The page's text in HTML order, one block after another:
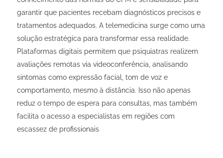
garantir que pacientes recebam diagnósticos precisos e
tratamentos adequados. A telemedicina surge como uma
solução estratégica para transformar essa realidade.
Plataformas digitais permitem que psiquiatras realizem
avaliações remotas via videoconferência, analisando
sintomas como expressão facial, tom de voz e
comportamento, mesmo à distância. Isso não apenas
reduz o tempo de espera para consultas, mas também
facilita o acesso a especialistas em regiões com
escassez de profissionais